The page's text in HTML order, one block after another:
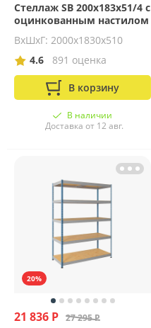
Стеллаж SB 200x183x51/4 c
оцинкованным настилом
ВхШхГ: 2000х1830х510
4.6
891 оценка
В корзину
В наличии
Доставка от 12 авг.
20%
21 836 Р 27 295 Р